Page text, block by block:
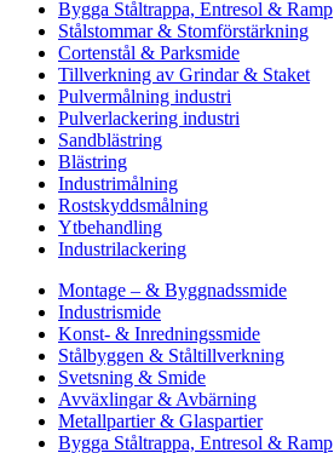
Bygga Ståltrappa, Entresol & Ramp
Stålstommar & Stomförstärkning
Cortenstål & Parksmide
Tillverkning av Grindar & Staket
Pulvermålning industri
Pulverlackering industri
Sandblästring
Blästring
Industrimålning
Rostskyddsmålning
Ytbehandling
Industrilackering
Montage – & Byggnadssmide
Industrismide
Konst- & Inredningssmide
Stålbyggen & Ståltillverkning
Svetsning & Smide
Avväxlingar & Avbärning
Metallpartier & Glaspartier
Bygga Ståltrappa, Entresol & Ramp